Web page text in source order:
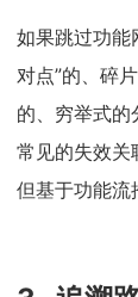
如果跳过功能
对点”的、碎
的、穷举式的
常见的失效关
但基于功能流